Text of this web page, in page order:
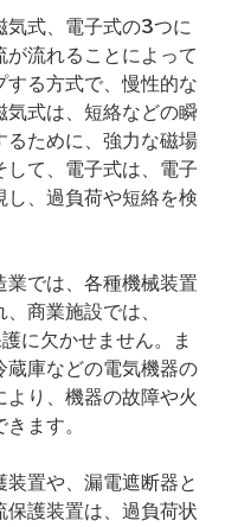
気式、電子式の3つに
流れることによって
る方式で、慢性的な
気式は、短絡などの瞬
るために、強力な磁場
して、電子式は、電子
し、過負荷や短絡を検
業では、各種機械装置
商業施設では、
に欠かせません。ま
蔵庫などの電気機器の
り、機器の故障や火
ます。
置や、漏電遮断器と
護装置は、過負荷状